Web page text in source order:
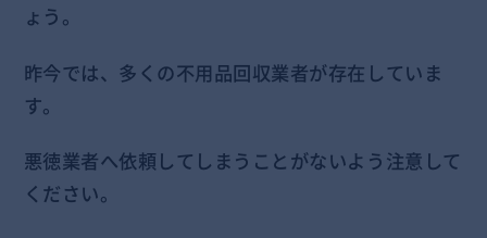
ょう。
昨今では、多くの不用品回収業者が存在していま
す。
悪徳業者へ依頼してしまうことがないよう注意して
ください。